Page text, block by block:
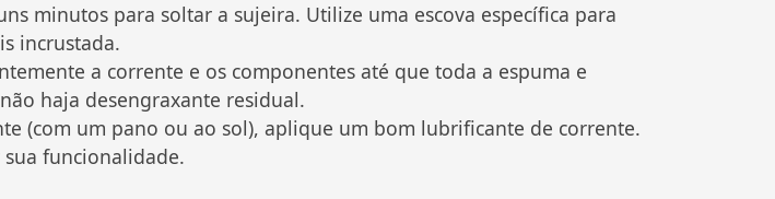
minutos para soltar a sujeira. Utilize uma escova específica para
incrustada.
a corrente e os componentes até que toda a espuma e
haja desengraxante residual.
(com um pano ou ao sol), aplique um bom lubrificante de corrente.
funcionalidade.